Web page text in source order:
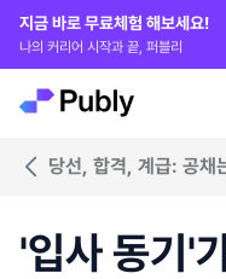
지금 바로 무료체험 해보세요!
나의 커리어 시작과 끝, 퍼블리
당선, 합격, 계급: 공채
'입사 동기'